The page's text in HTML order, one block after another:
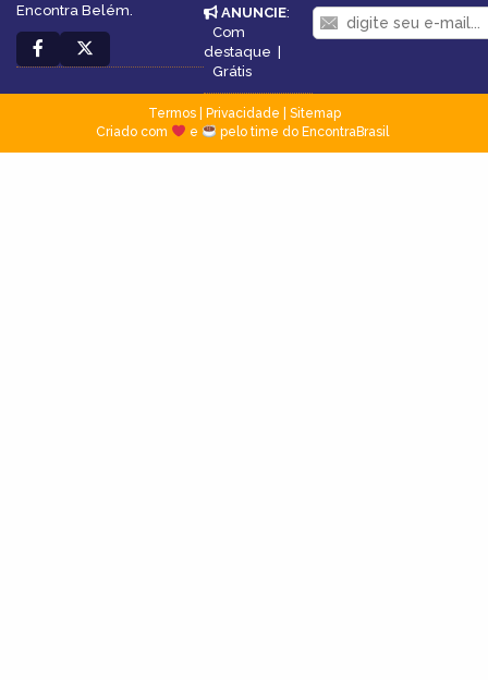
Encontra Belém.
ANUNCIE:
Com
destaque |
Grátis
Termos| Privacidade
Sitemap
Criado com
e pelo time do EncontraBrasil